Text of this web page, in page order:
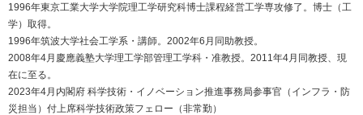
1996年東京工業大学大学院理工学研究科博士課程経営工学専攻修了。博士（工
学）取得。
1996年筑波大学社会工学系・講師。2002年6月同助教授。
2008年4月慶應義塾大学理工学部管理工学科・准教授。2011年4月同教授、現
在に至る。
2023年4月内閣府 科学技術・イノベーション推進事務局参事官（インフラ・防
災担当）付上席科学技術政策フェロー（非常勤）